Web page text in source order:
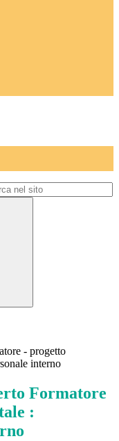
- progetto
interno
Formatore
: